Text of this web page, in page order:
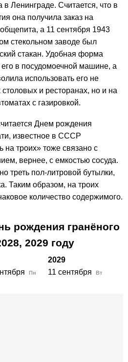
в Ленинграде. Считается, что в
она получила заказ на
а 11 сентября 1943
стекольном заводе был
стакан. Удобная форма
в посудомоечной машине, а
использовать его не
и ресторанах, но и на
с газировкой.
Днем рождения
известное в СССР
на троих» тоже связано с
вернее, с емкостью сосуда.
треть пол-литровой бутылки,
Таким образом, на троих
количество содержимого.
рождения гранёного
2029 году
2029
Пн 11 сентября Вт